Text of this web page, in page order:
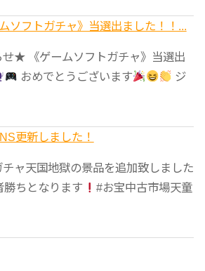
ソフトガチャ》当選出ました！！...
★ 《ゲームソフトガチャ》当選出
おめでとうございます
ジ
更新しました！
チャ天国地獄の景品を追加致しました
勝ちとなります
#お宝中古市場天童